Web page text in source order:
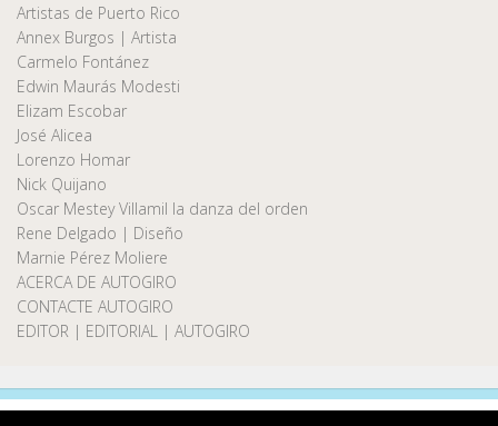
Artistas de Puerto Rico
Annex Burgos | Artista
Carmelo Fontánez
Edwin Maurás Modesti
Elizam Escobar
José Alicea
Lorenzo Homar
Nick Quijano
Oscar Mestey Villamil la danza del orden
Rene Delgado | Diseño
Marnie Pérez Moliere
ACERCA DE AUTOGIRO
CONTACTE AUTOGIRO
EDITOR | EDITORIAL | AUTOGIRO